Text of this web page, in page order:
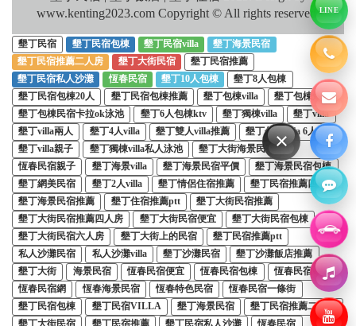
www.kenting2023.com Copyright © All rights reserved.
墾丁民宿 墾丁民宿包棟 墾丁民宿villa
墾丁海景民宿
墾丁民宿推薦二人房
墾丁大街民宿
墾丁民宿推薦
墾丁民宿私人沙灘
恆春民宿 墾丁10人包棟
墾丁8人包棟
墾丁民宿包棟20人
墾丁民宿包棟推薦 墾丁包棟villa
墾丁包棟烤肉
墾丁包棟民宿卡拉ok泳池
墾丁6人包棟ktv 墾丁獨棟villa
墾丁villa
墾丁villa兩人
墾丁4人villa 墾丁雙人villa推薦
墾丁包棟villa 6人
墾丁villa親子
墾丁獨棟villa私人泳池
墾丁大街海景民宿
恆春民宿親子
墾丁海景villa 墾丁海景民宿平價
墾丁海景民宿包棟
墾丁網美民宿
墾丁2人villa 墾丁情侶住宿推薦
墾丁民宿推薦四人房
墾丁海景民宿推薦
墾丁住宿推薦ptt
墾丁大街民宿推薦
墾丁大街民宿推薦四人房
墾丁大街民宿便宜
墾丁大街民宿包棟
墾丁大街民宿六人房
墾丁大街上的民宿
墾丁民宿推薦ptt
私人沙灘民宿
私人沙灘villa 墾丁沙灘民宿
墾丁沙灘飯店推薦
墾丁大街
海景民宿 恆春民宿便宜 恆春民宿包棟
恆春民宿villa
恆春民宿網
恆春海景民宿 恆春特色民宿
恆春民宿一條街
墾丁民宿包棟
墾丁民宿VILLA 墾丁海景民宿
墾丁民宿推薦二人房
墾丁大街民宿
墾丁民宿推薦 墾丁民宿私人沙灘 恆春民宿
LINE
×